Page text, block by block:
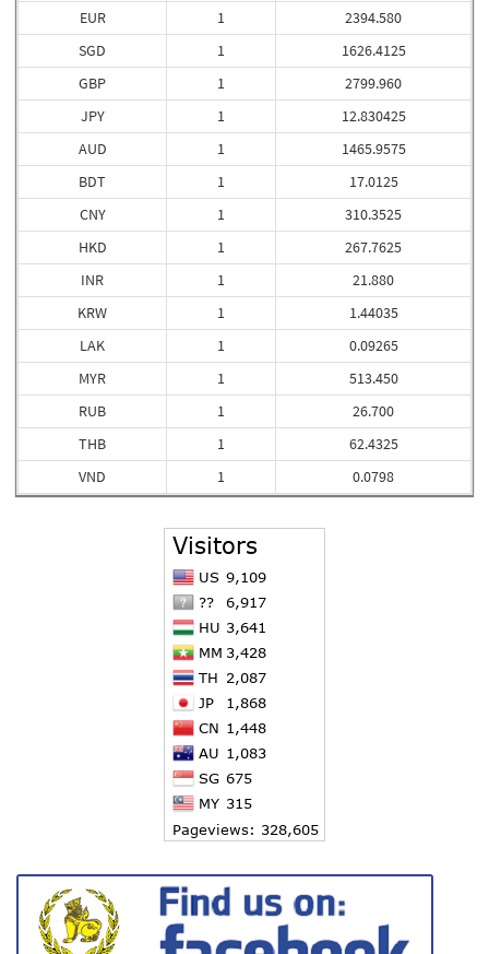
EUR
SGD
GBP
JPY
AUD
BDT
CNY
HKD
INR
KRW
LAK
MYR
RUB
THB
VND
1
1
1
1
1
1
1
1
1
1
1
1
1
1
1
2394.580
1626.4125
2799.960
12.830425
1465.9575
17.0125
310.3525
267.7625
21.880
1.44035
0.09265
513.450
26.700
62.4325
0.0798